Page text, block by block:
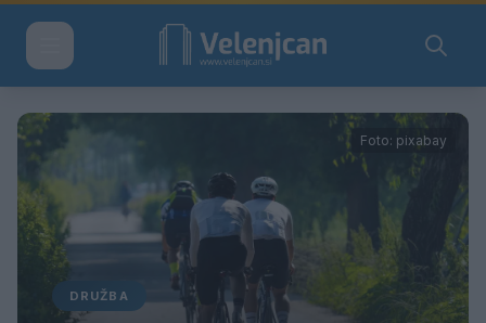
Foto: pixabay
DRUŽBA